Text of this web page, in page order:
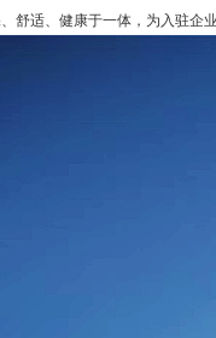
舒适、健康于一体，为入驻企